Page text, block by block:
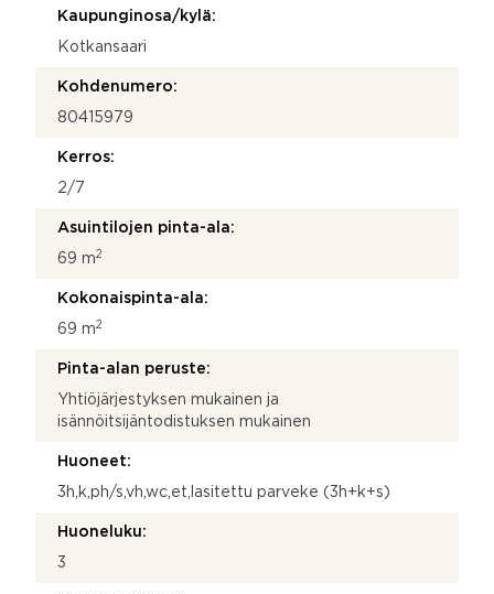
i
k
s
e
?
Kaupunginosa/kylä:
Kotkansaari
Kohdenumero:
80415979
Kerros:
2/7
Asuintilojen pinta-ala:
69 m2
Kokonaispinta-ala:
69 m2
Pinta-alan peruste:
Yhtiöjärjestyksen mukainen ja
isännöitsijäntodistuksen mukainen
Huoneet:
3h,k,ph/s,vh,wc,et,lasitettu parveke (3h+k+s)
Huoneluku:
3